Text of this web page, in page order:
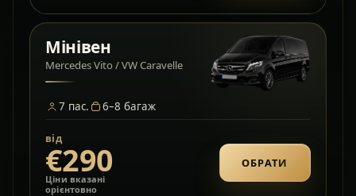
Мінівен
Mercedes Vito / VW Caravelle
7 пас. 6–8 багаж
від
€290
Ціни вказані
орієнтовно
ОБРАТИ